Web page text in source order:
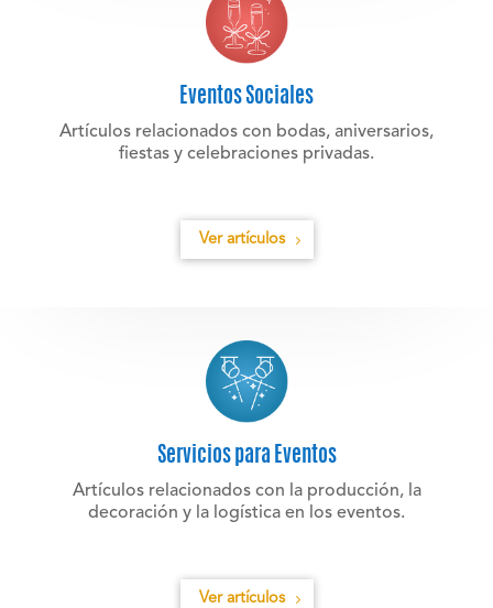
Eventos Sociales
Artículos relacionados con bodas, aniversarios,
fiestas y celebraciones privadas.
Ver artículos
Servicios para Eventos
Artículos relacionados con la producción, la
decoración y la logística en los eventos.
Ver artículos